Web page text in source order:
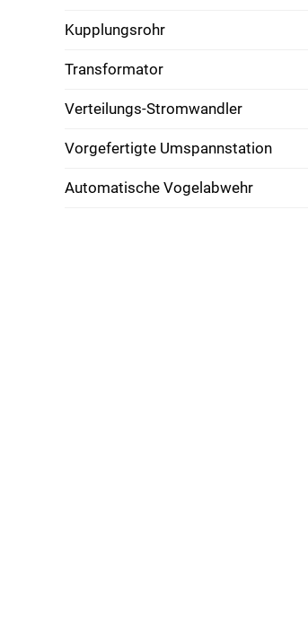
Kupplungsrohr
Transformator
Verteilungs-Stromwandler
Vorgefertigte Umspannstation
Automatische Vogelabwehr